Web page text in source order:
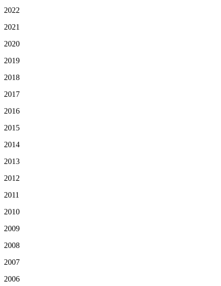
2022
2021
2020
2019
2018
2017
2016
2015
2014
2013
2012
2011
2010
2009
2008
2007
2006